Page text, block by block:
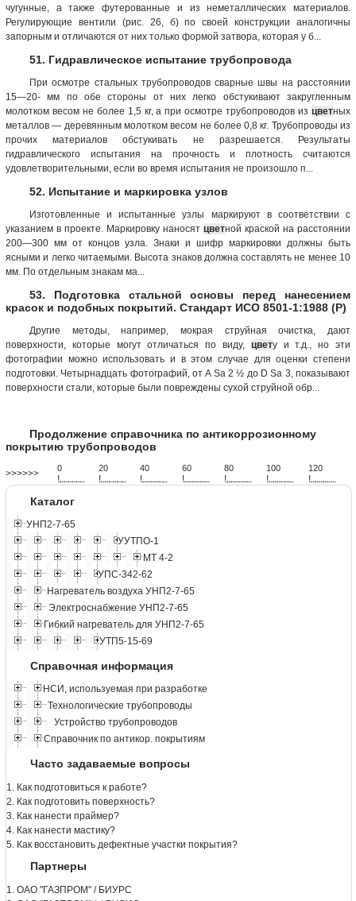
чугунные, а также футерованные и из неметаллических материалов.
Регулирующие вентили (рис. 26, б) по своей конструкции аналогичны
запорным и отличаются от них только формой затвора, которая у б...
51. Гидравлическое испытание трубопровода
При осмотре стальных трубопроводов сварные швы на расстоянии
15—20- мм по обе стороны от них легко обстукивают закругленным
молотком весом не более 1,5 кг, а при осмотре трубопроводов из цветных
металлов — деревянным молотком весом не более 0,8 кг. Трубопроводы из
прочих материалов обстукивать не разрешается. Результаты
гидравлического испытания на прочность и плотность считаются
удовлетворительными, если во время испытания не произошло п...
52. Испытание и маркировка узлов
Изготовленные и испытанные узлы маркируют в соответствии с
указанием в проекте. Маркировку наносят цветной краской на расстоянии
200—300 мм от концов узла. Знаки и шифр маркировки должны быть
ясными и легко читаемыми. Высота знаков должна составлять не менее 10
мм. По отдельным знакам ма...
53. Подготовка стальной основы перед нанесением
красок и подобных покрытий. Стандарт ИСО 8501-1:1988 (Р)
Другие методы, например, мокрая струйная очистка, дают
поверхности, которые могут отличаться по виду, цвету и т.д., но эти
фотографии можно использовать и в этом случае для оценки степени
подготовки. Четырнадцать фотографий, от A Sa 2 ½ до D Sa 3, показывают
поверхности стали, которые были повреждены сухой струйной обр...
Продолжение справочника по антикоррозионному
покрытию трубопроводов
>>>>>> 0
!...................
20
!...................
40
!...................
60
!...................
80
!...................
100
!...................
120
!...................
Каталог
УНП2-7-65
УУТПО-1
МТ 4-2
УПС-342-62
Нагреватель воздуха УНП2-7-65
Электроснабжение УНП2-7-65
Гибкий нагреватель для УНП2-7-65
УТП5-15-69
Справочная информация
НСИ, используемая при разработке
Технологические трубопроводы
Устройство трубопроводов
Справочник по антикор. покрытиям
Часто задаваемые вопросы
1. Как подготовиться к работе?
2. Как подготовить поверхность?
3. Как нанести праймер?
4. Как нанести мастику?
5. Как восстановить дефектные участки покрытия?
Партнеры
1. ОАО "ГАЗПРОМ" / БИУРС